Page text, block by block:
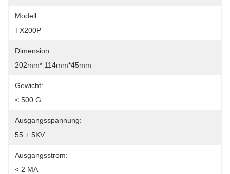
Modell:
TX200P
Dimension:
202mm* 114mm*45mm
Gewicht:
< 500 G
Ausgangsspannung:
55 ± 5KV
Ausgangsstrom:
< 2 MA